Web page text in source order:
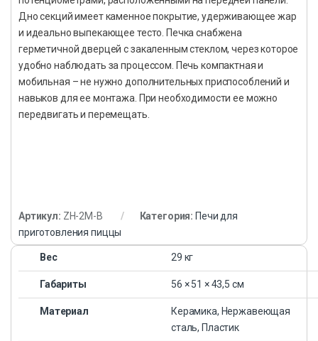
Дно секций имеет каменное покрытие, удерживающее жар
и идеально выпекающее тесто. Печка снабжена
герметичной дверцей с закаленным стеклом, через которое
удобно наблюдать за процессом. Печь компактная и
мобильная – не нужно дополнительных приспособлений и
навыков для ее монтажа. При необходимости ее можно
передвигать и перемещать.
Артикул: ZH-2M-B Категория: Печи для
приготовления пиццы
Вес 29 кг
Габариты 56 × 51 × 43,5 см
Материал
Керамика, Нержавеющая
сталь, Пластик